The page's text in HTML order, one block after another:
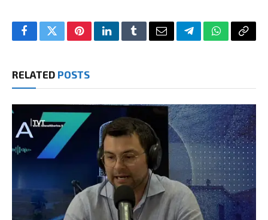
FacebookTwitterPinterestLinkedInTumblrEmailTelegramWhatsApp
Copy
RELATED POSTS